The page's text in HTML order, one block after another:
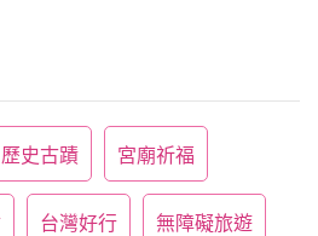
歷史古蹟 宮廟祈福
台灣好行 無障礙旅遊